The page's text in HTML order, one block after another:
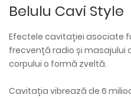
Belulu Cavi Style
Efectele cavitației asociate
frecvență radio și masajului
corpului o formă zveltă.
Cavitația vibrează de 6